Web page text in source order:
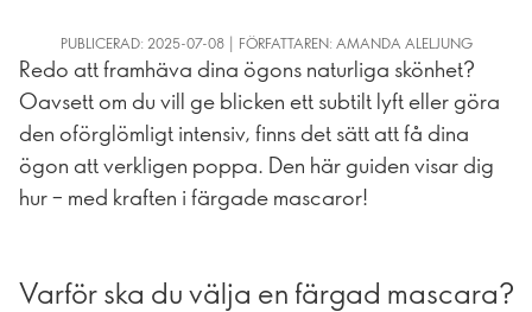
PUBLICERAD: 2025-07-08 | FÖRFATTAREN: AMANDA ALELJUNG
Redo att framhäva dina ögons naturliga skönhet?
Oavsett om du vill ge blicken ett subtilt lyft eller göra
den oförglömligt intensiv, finns det sätt att få dina
ögon att verkligen poppa. Den här guiden visar dig
hur – med kraften i färgade mascaror!
Varför ska du välja en färgad mascara?